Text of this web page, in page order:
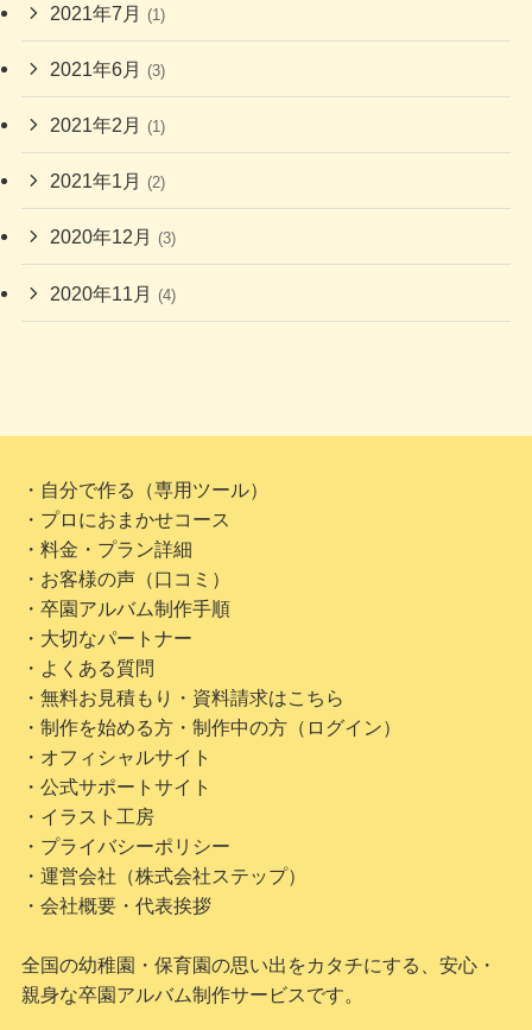
2021年7月 (1)
2021年6月 (3)
2021年2月 (1)
2021年1月 (2)
2020年12月 (3)
2020年11月 (4)
・自分で作る（専用ツール）
・プロにおまかせコース
・料金・プラン詳細
・お客様の声（口コミ）
・卒園アルバム制作手順
・大切なパートナー
・よくある質問
・無料お見積もり・資料請求はこちら
・制作を始める方・制作中の方（ログイン）
・オフィシャルサイト
・公式サポートサイト
・イラスト工房
・プライバシーポリシー
・運営会社（株式会社ステップ）
・会社概要・代表挨拶
全国の幼稚園・保育園の思い出をカタチにする、安心・
親身な卒園アルバム制作サービスです。